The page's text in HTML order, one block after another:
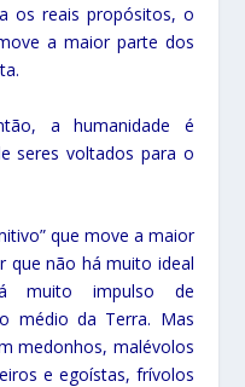
os reais propósitos, o
a maior parte dos
a humanidade é
seres voltados para o
que move a maior
que não há muito ideal
muito impulso de
médio da Terra. Mas
medonhos, malévolos
e egoístas, frívolos